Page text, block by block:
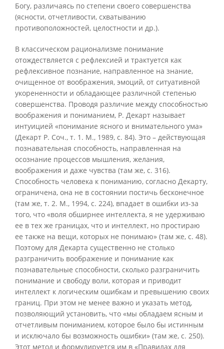
Богу, различаясь по степени своего совершенства
(ясности, отчетливости, схватыванию
противоположностей, целостности и др.).
В классическом рационализме понимание
отождествляется с рефлексией и трактуется как
рефлексивное познание, направленное на знание,
очищенное от воображения, эмоций, от ситуативной
укорененности и обладающее различной степенью
совершенства. Проводя различие между способностью
воображения и пониманием, Р. Декарт называет
интуицией «понимание ясного и внимательного ума»
(Декарт Р. Соч., т. 1. М., 1989, с. 84). Это – действующая
познавательная способность, направленная на
осознание процессов мышления, желания,
воображения и даже чувства (там же, с. 316).
Способность человека к пониманию, согласно Декарту,
ограничена, она не в состоянии постичь бесконечное
(там же, т. 2. М., 1994, с. 224), впадает в ошибки из-за
того, что «воля обширнее интеллекта, я не удерживаю
ее в тех же границах, что и интеллект, но простираю
ее также на вещи, которых не понимаю» (там же, с. 48).
Поэтому для Декарта существенно не столько
разграничить воображение и понимание как
познавательные способности, сколько разграничить
понимание и свободу воли, которая и приводит
интеллект к логическим ошибкам и превышению своих
границ. При этом не менее важно и указать метод,
позволяющий установить, что «мы обладаем ясным и
отчетливым пониманием, которое было бы истинным
и исключало бы возможность ошибки» (там же, с. 250).
Этот метод и формулируется им в «Правилах для